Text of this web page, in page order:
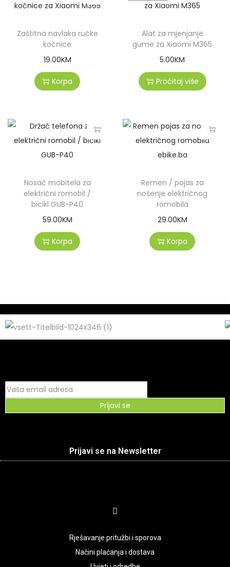
Zaštitna navlaka ručke
kočnice
19.00KM
Korpa
Alat za mjenjanje
gume za Xiaomi M365
5.00KM
Pročitaj više
Nosač mobitela za
električni romobil /
bicikl GUB-P40
59.00KM
Korpa
Remen / pojas za
nošenje električnog
romobila
29.00KM
Korpa
Prijavi se
Prijavi se na Newsletter
Rješavanje pritužbi i sporova
Načini plaćanja i dostava